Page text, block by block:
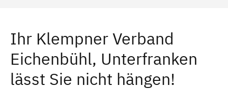
Ihr Klempner Verband
Eichenbühl, Unterfranken
lässt Sie nicht hängen!